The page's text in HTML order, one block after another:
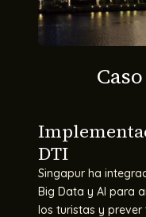
DTI
Singapur ha
Big Data y AI para
los turistas y